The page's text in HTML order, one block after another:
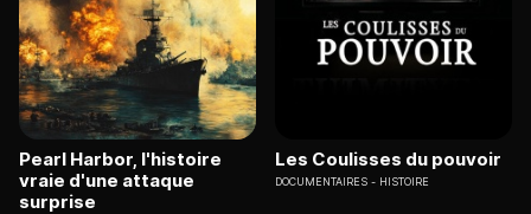
Pearl Harbor, l'histoire
vraie d'une attaque
surprise
Les Coulisses du pouvoir
DOCUMENTAIRES HISTOIRE